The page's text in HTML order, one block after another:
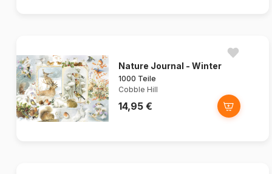
Nature Journal - Winter
1000 Teile
Cobble Hill
14,95 €